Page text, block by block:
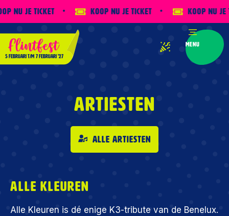
nu je ticket Koop nu je ticket Koop nu je
5 februari t/m 7 februari '27
Menu
Artiesten
Alle artiesten
Alle Kleuren
Alle Kleuren is dé enige K3-tribute van de Benelux.